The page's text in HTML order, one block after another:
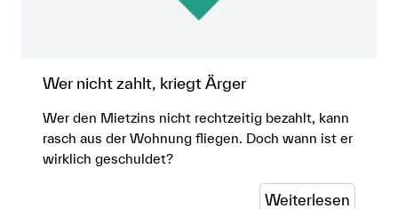
Wer nicht zahlt, kriegt Ärger
Wer den Mietzins nicht rechtzeitig bezahlt, kann
rasch aus der Wohnung fliegen. Doch wann ist er
wirklich geschuldet?
Weiterlesen